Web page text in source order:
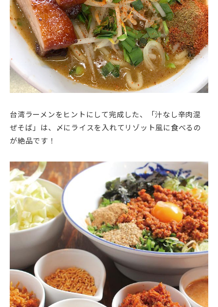
台湾ラーメンをヒントにして完成した、「汁なし辛肉混
ぜそば」は、〆にライスを入れてリゾット風に食べるの
が絶品です！